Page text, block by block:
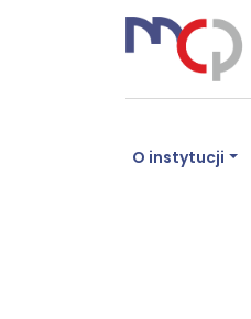
O instytucji